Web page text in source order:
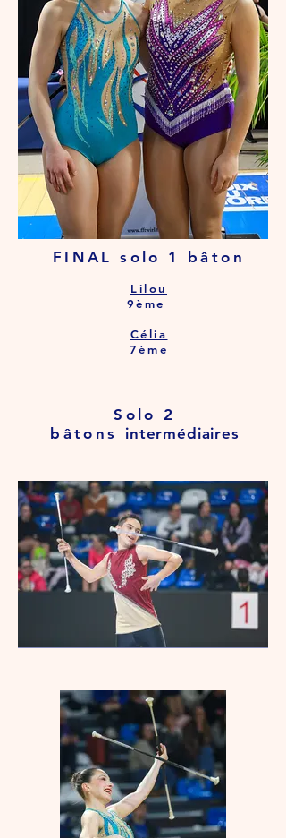
FINAL solo 1 bâton
Lilou
9ème
Célia
7ème
Solo 2
bâtons intermédiaires